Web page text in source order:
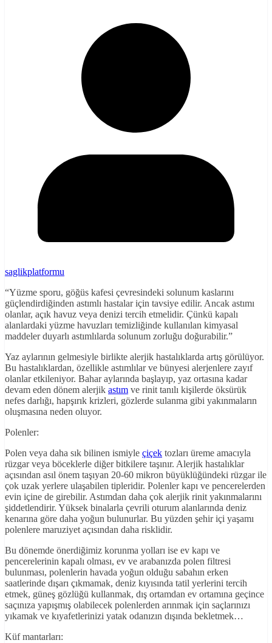
saglikplatformu
“Yüzme sporu, göğüs kafesi çevresindeki solunum kaslarını
güçlendirdiğinden astımlı hastalar için tavsiye edilir. Ancak astımı
olanlar, açık havuz veya denizi tercih etmelidir. Çünkü kapalı
alanlardaki yüzme havuzları temizliğinde kullanılan kimyasal
maddeler duyarlı astımlılarda solunum zorluğu doğurabilir.”
Yaz aylarının gelmesiyle birlikte alerjik hastalıklarda artış görülüyor.
Bu hastalıklardan, özellikle astımlılar ve bünyesi alerjenlere zayıf
olanlar etkileniyor. Bahar aylarında başlayıp, yaz ortasına kadar
devam eden dönem alerjik astım ve rinit tanılı kişilerde öksürük
nefes darlığı, hapşırık krizleri, gözlerde sulanma gibi yakınmaların
oluşmasına neden oluyor.
Polenler:
Polen veya daha sık bilinen ismiyle çiçek tozları üreme amacıyla
rüzgar veya böceklerle diğer bitkilere taşınır. Alerjik hastalıklar
açısından asıl önem taşıyan 20-60 mikron büyüklüğündeki rüzgar ile
çok uzak yerlere ulaşabilen tipleridir. Polenler kapı ve pencerelerden
evin içine de girebilir. Astımdan daha çok alerjik rinit yakınmalarını
şiddetlendirir. Yüksek binalarla çevrili oturum alanlarında deniz
kenarına göre daha yoğun bulunurlar. Bu yüzden şehir içi yaşamı
polenlere maruziyet açısından daha risklidir.
Bu dönemde önerdiğimiz korunma yolları ise ev kapı ve
pencerelerinin kapalı olması, ev ve arabanızda polen filtresi
bulunması, polenlerin havada yoğun olduğu sabahın erken
saatlerinde dışarı çıkmamak, deniz kıyısında tatil yerlerini tercih
etmek, güneş gözlüğü kullanmak, dış ortamdan ev ortamına geçince
saçınıza yapışmış olabilecek polenlerden arınmak için saçlarınızı
yıkamak ve kıyafetlerinizi yatak odanızın dışında bekletmek…
Küf mantarları: